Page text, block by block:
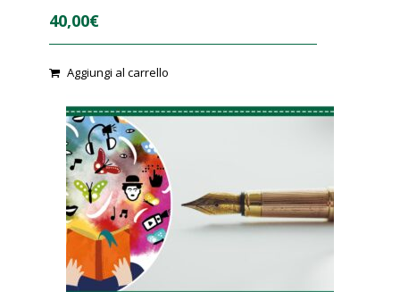
40,00€
t
o
Aggiungi al carrello